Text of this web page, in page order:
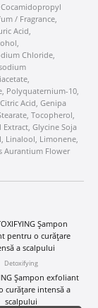
/ Fragrance,
Acid,
Chloride,
Polyquaternium-10,
Acid, Genipa
Tocopherol,
Glycine Soja
Linalool, Limonene,
Aurantium Flower
Detoxifying
Șampon exfoliant
curățare intensă a
scalpului